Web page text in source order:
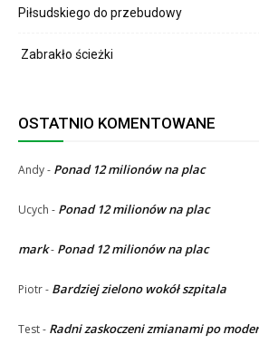
Piłsudskiego do przebudowy
Zabrakło ścieżki
OSTATNIO KOMENTOWANE
Andy- Ponad 12 milionów na plac
Ucych - Ponad 12 milionów na plac
mark- Ponad 12 milionów na plac
Piotr- Bardziej zielono wokół szpitala
Test- Radni zaskoczeni zmianami po